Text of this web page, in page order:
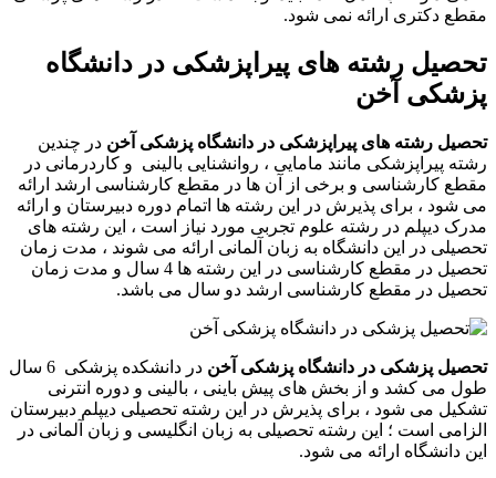
مقطع دکتری ارائه نمی شود.
تحصیل رشته های پیراپزشکی در دانشگاه
پزشکی آخن
تحصیل رشته های پیراپزشکی در دانشگاه پزشکی آخن در چندین
رشته پیراپزشکی مانند مامایی ، روانشنایی بالینی و کاردرمانی در
مقطع کارشناسی و برخی از آن ها در مقطع کارشناسی ارشد ارائه
می شود ، برای پذیرش در این رشته ها اتمام دوره دبیرستان و ارائه
مدرک دیپلم در رشته علوم تجربی مورد نیاز است ، این رشته های
تحصیلی در این دانشگاه به زبان آلمانی ارائه می شوند ، مدت زمان
تحصیل در مقطع کارشناسی در این رشته ها 4 سال و مدت زمان
تحصیل در مقطع کارشناسی ارشد دو سال می باشد.
تحصیل پزشکی در دانشگاه پزشکی آخن
در دانشکده پزشکی 6 سال
طول می کشد و از بخش های پیش باینی ، بالینی و دوره انترنی
تشکیل می شود ، برای پذیرش در این رشته تحصیلی دیپلم دبیرستان
الزامی است ؛ این رشته تحصیلی به زبان انگلیسی و زبان آلمانی در
این دانشگاه ارائه می شود.